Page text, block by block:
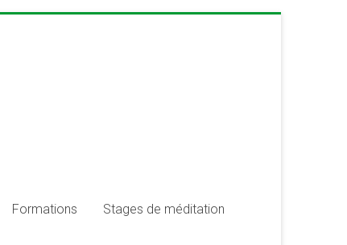
Formations Stages de méditation